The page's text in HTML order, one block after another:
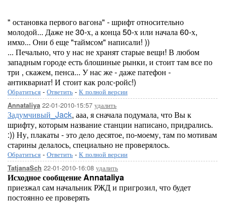
" остановка первого вагона" - шрифт относительно
молодой... Даже не 30-х, а конца 50-х или начала 60-х,
имхо... Они б еще "таймсом" написали! ))
... Печально, что у нас не хранят старые вещи! В любом
западным городе есть блошиные рынки, и стоит там все по
три , скажем, пенса... У нас же - даже патефон -
антиквариат! И стоит как ролс-ройс!)
Обратиться - Ответить - К полной версии
Annataliya 22-01-2010-15:57 удалить
Задумчивый_Jack, ааа, я сначала подумала, что Вы к
шрифту, которым название станции написано, придрались.
:)) Ну, плакаты - это дело десятое, по-моему, там по мотивам
старины делалось, специально не проверялось.
Обратиться - Ответить - К полной версии
TatjanaSch 22-01-2010-16:08 удалить
Исходное сообщение Annataliya
приезжал сам начальник РЖД и пригрозил, что будет
постоянно ее проверять